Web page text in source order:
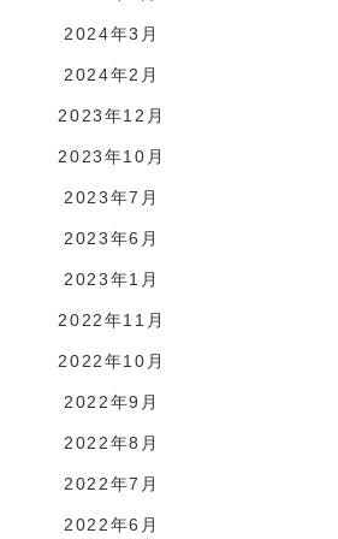
2024年3月
2024年2月
2023年12月
2023年10月
2023年7月
2023年6月
2023年1月
2022年11月
2022年10月
2022年9月
2022年8月
2022年7月
2022年6月